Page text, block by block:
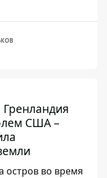
США –
остров во время